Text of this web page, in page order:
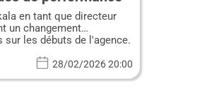
en tant que directeur
un changement
les débuts de l'agence.
28/02/2026 20:00